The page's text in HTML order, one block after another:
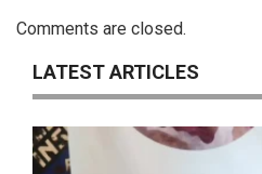
Comments are closed.
LATEST ARTICLES